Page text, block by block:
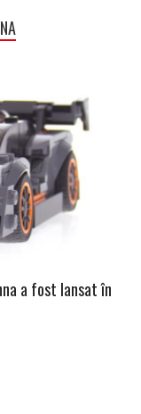
a fost lansat în